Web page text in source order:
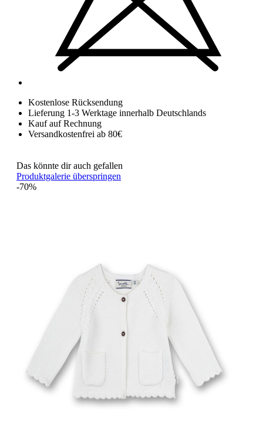
Kostenlose Rücksendung
Lieferung 1-3 Werktage innerhalb Deutschlands
Kauf auf Rechnung
Versandkostenfrei ab 80€
Das könnte dir auch gefallen
Produktgalerie überspringen
-70%